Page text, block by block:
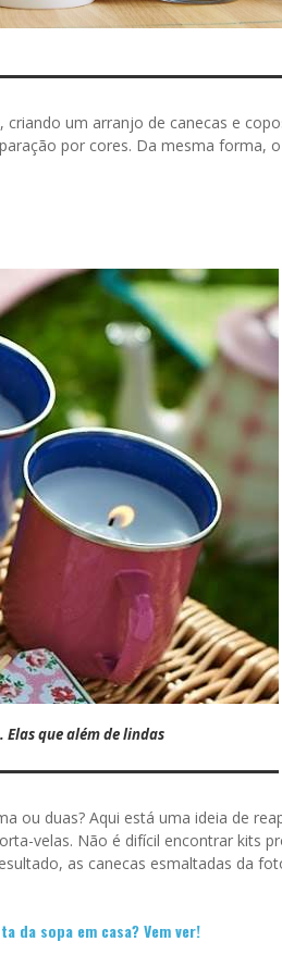
criando um arranjo de canecas e
por cores. Da mesma forma,
que além de lindas
ou duas? Aqui está uma ideia de
velas. Não é difícil encontrar kits
as canecas esmaltadas da
da sopa em casa? Vem ver!